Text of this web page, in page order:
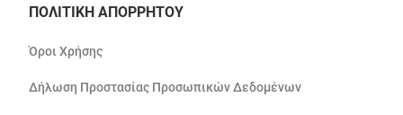
ΠΟΛΙΤΙΚΗ ΑΠΟΡΡΗΤΟΥ
Όροι Χρήσης
Δήλωση Προστασίας Προσωπικών Δεδομένων